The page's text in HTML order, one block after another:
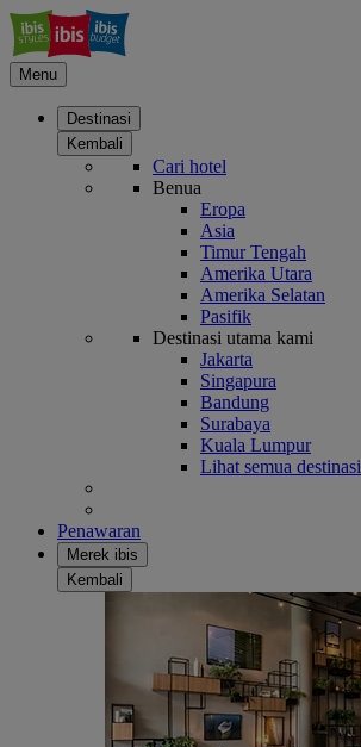
Menu
Destinasi
Kembali
Cari hotel
Benua
Eropa
Asia
Timur Tengah
Amerika Utara
Amerika Selatan
Pasifik
Destinasi utama kami
Jakarta
Singapura
Bandung
Surabaya
Kuala Lumpur
Lihat semua destinasi
Penawaran
Merek ibis
Kembali